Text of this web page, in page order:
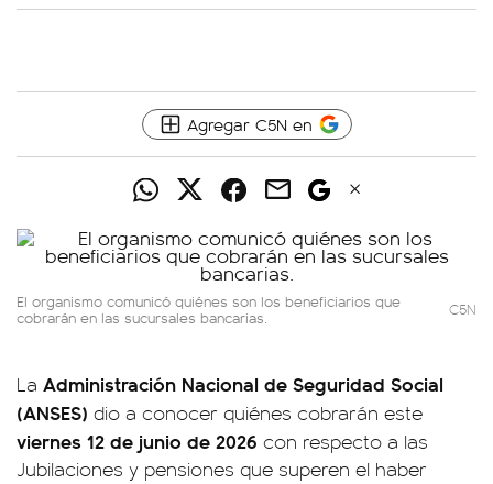
Agregar C5N en
El organismo comunicó quiénes son los beneficiarios que
cobrarán en las sucursales bancarias. C5N
La Administración Nacional de Seguridad Social
(ANSES) dio a conocer quiénes cobrarán este
viernes 12 de junio de 2026 con respecto a las
Jubilaciones y pensiones que superen el haber